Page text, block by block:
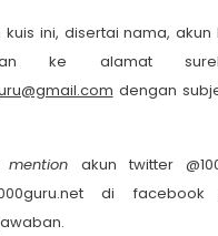
ini, disertai nama, akun
ke alamat
dengan
mention akun twitter
di